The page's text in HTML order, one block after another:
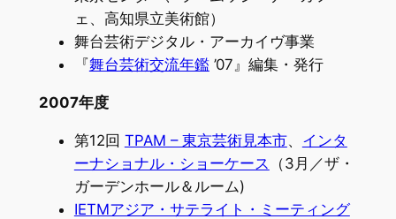
ェ、高知県立美術館）
舞台芸術デジタル・アーカイヴ事業
『舞台芸術交流年鑑’07』編集・発行
2007年度
第12回 TPAM – 東京芸術見本市、 インタ
ーナショナル・ショーケース
（3月／ザ・
ガーデンホール＆ルーム)
IETMアジア・サテライト・ミーティング